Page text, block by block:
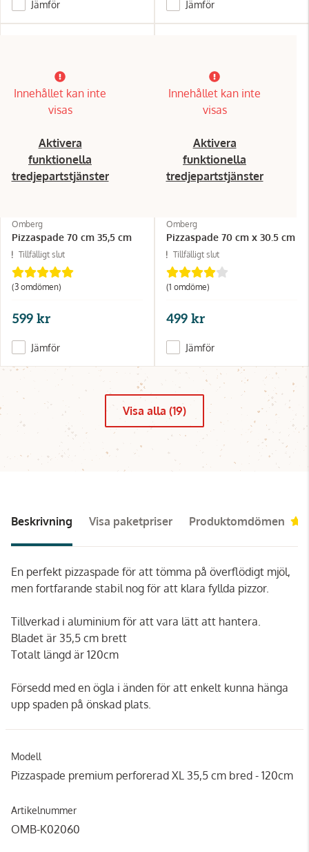
Jämför Jämför
Innehållet kan inte
visas
Aktivera
funktionella
tredjepartstjänster
Omberg
Pizzaspade 70 cm 35,5 cm
Tillfälligt slut
(3 omdömen)
599 kr
Jämför
Innehållet kan inte
visas
Aktivera
funktionella
tredjepartstjänster
Omberg
Pizzaspade 70 cm x 30.5 cm
Tillfälligt slut
(1 omdöme)
499 kr
Jämför
Visa alla (19)
Beskrivning Visa paketpriser Produktomdömen
En perfekt pizzaspade för att tömma på överflödigt mjöl,
men fortfarande stabil nog för att klara fyllda pizzor.
Tillverkad i aluminium för att vara lätt att hantera.
Bladet är 35,5 cm brett
Totalt längd är 120cm
Försedd med en ögla i änden för att enkelt kunna hänga
upp spaden på önskad plats.
Modell
Pizzaspade premium perforerad XL 35,5 cm bred - 120cm
Artikelnummer
OMB-K02060